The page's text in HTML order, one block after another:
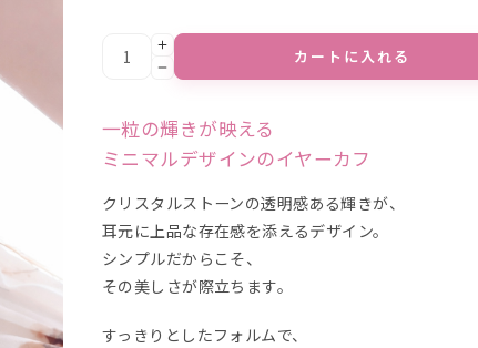
カートに入れる
Alternative:
一粒の輝きが映える
ミニマルデザインのイヤーカフ
クリスタルストーンの透明感ある輝きが、
耳元に上品な存在感を添えるデザイン。
シンプルだからこそ、
その美しさが際立ちます。
すっきりとしたフォルムで、